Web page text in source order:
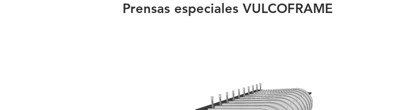
Prensas especiales VULCOFRAME